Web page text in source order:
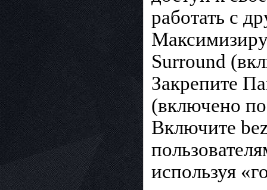
работать с
Surround
Закрепите
(включено
Включите
используя